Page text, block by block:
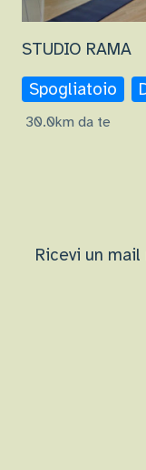
STUDIO RAMA
Spogliatoio
30.0km da te
Ricevi un